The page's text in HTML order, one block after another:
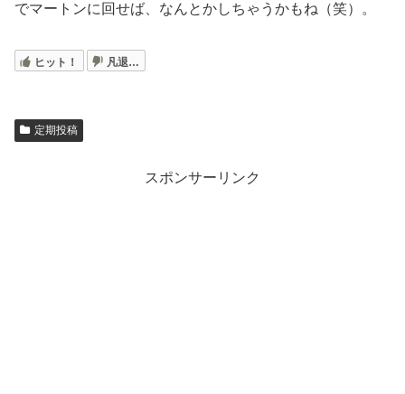
でマートンに回せば、なんとかしちゃうかもね（笑）。
ヒット！ 凡退…
定期投稿
スポンサーリンク